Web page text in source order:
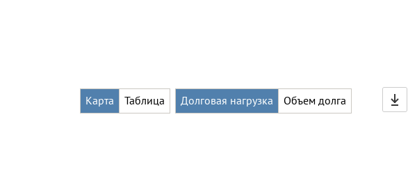
Карта Таблица Долговая нагрузка Объем долга